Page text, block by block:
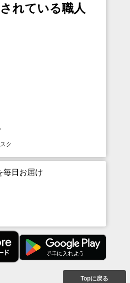
れている職人
ク
毎日お届け
Topに戻る